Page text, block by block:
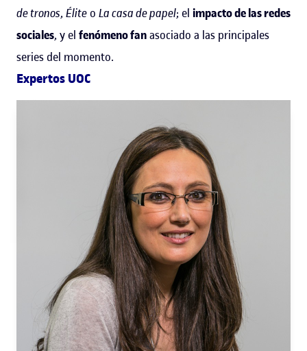
de tronos, Éliteo La casa de papel; el impacto de las redes
sociales, y el fenómeno fanasociado a las principales
series del momento.
Expertos UOC